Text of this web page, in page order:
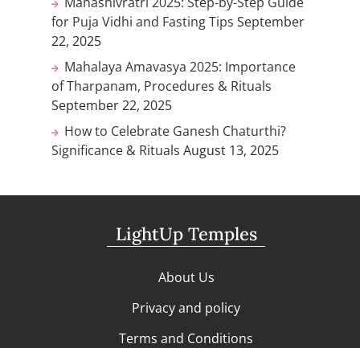
for Puja Vidhi and Fasting Tips September
22, 2025
Mahalaya Amavasya 2025: Importance
of Tharpanam, Procedures & Rituals
September 22, 2025
How to Celebrate Ganesh Chaturthi?
Significance & Rituals August 13, 2025
LightUp Temples
About Us
Privacy and policy
Terms and Conditions